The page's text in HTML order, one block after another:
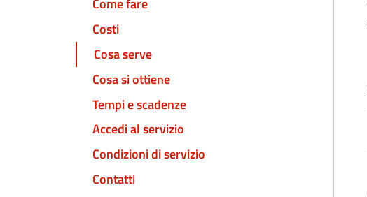
Come fare
Costi
Cosa serve
Cosa si ottiene
Tempi e scadenze
Accedi al servizio
Condizioni di servizio
Contatti